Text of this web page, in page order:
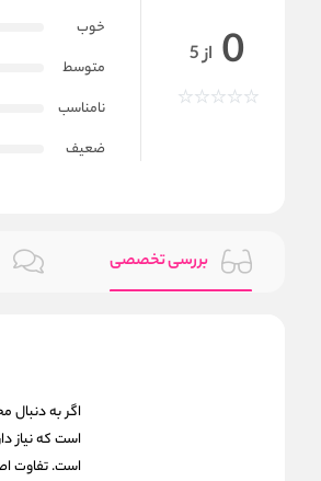
0 از 5
خوب
متوسط
نامناسب
ضعیف
بررسی تخصصی
اگر به دنبال
است که نیاز
است. تفاوت